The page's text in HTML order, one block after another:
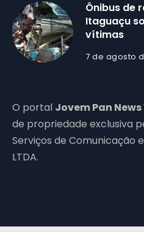
Ônibus de
Itaguaçu
vítimas
7 de agosto
O portal Jovem Pan
de propriedade exclusiva
Serviços de Comunicação
LTDA.